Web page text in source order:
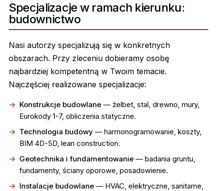
Specjalizacje w ramach kierunku:
budownictwo
Nasi autorzy specjalizują się w konkretnych
obszarach. Przy zleceniu dobieramy osobę
najbardziej kompetentną w Twoim temacie.
Najczęściej realizowane specjalizacje:
Konstrukcje budowlane— żelbet, stal, drewno, mury,
Eurokody 1-7, obliczenia statyczne.
Technologia budowy— harmonogramowanie, koszty,
BIM 4D-5D, lean construction.
Geotechnika i fundamentowanie— badania gruntu,
fundamenty, ściany oporowe, posadowienie.
Instalacje budowlane— HVAC, elektryczne, sanitarne,